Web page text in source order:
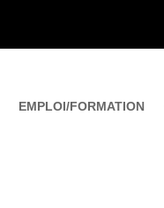
EMPLOI/FORMATION